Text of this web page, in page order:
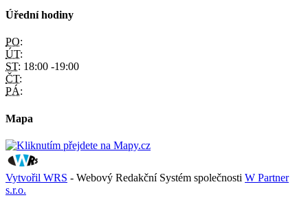
Úřední hodiny
PO:
ÚT:
ST: 18:00 -19:00
ČT:
PÁ:
Mapa
Vytvořil WRS - Webový Redakční Systém společnosti W Partner
s.r.o.